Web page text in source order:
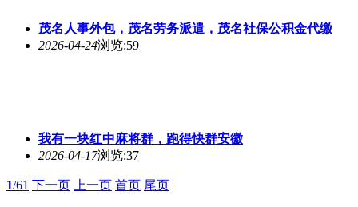
茂名人事外包，茂名劳务派遣，茂名社保公积金代缴
2026-04-24浏览:59
我有一块红中麻将群，跑得快群安徽
2026-04-17浏览:37
1/61 下一页 上一页 首页 尾页